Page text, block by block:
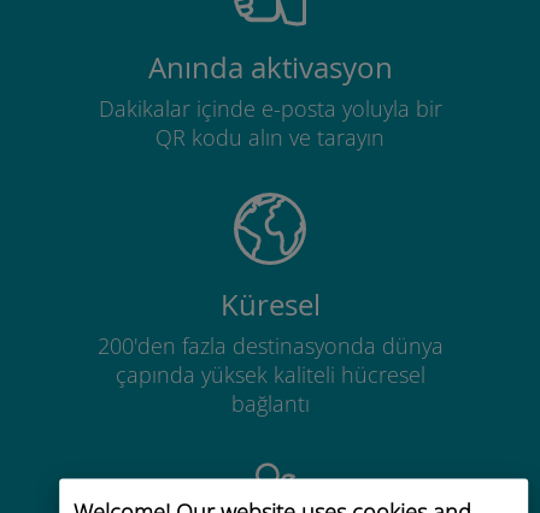
Anında aktivasyon
Dakikalar içinde e-posta yoluyla bir
QR kodu alın ve tarayın
Küresel
200'den fazla destinasyonda dünya
çapında yüksek kaliteli hücresel
bağlantı